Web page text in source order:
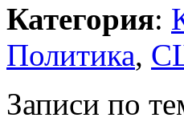
Категория:
Политика,
Записи по